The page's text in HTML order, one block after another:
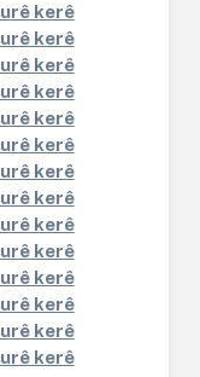
kerê
kerê
kerê
kerê
kerê
kerê
kerê
kerê
kerê
kerê
kerê
kerê
kerê
kerê